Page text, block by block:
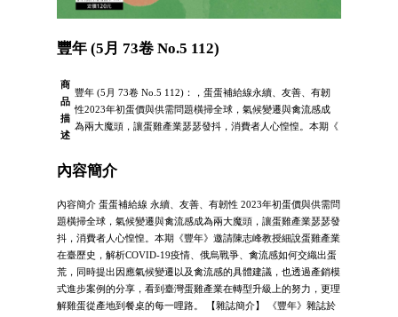
豐年 (5月 73卷 No.5 112)
商
品
描
述
豐年 (5月 73卷 No.5 112)：，蛋蛋補給線永續、友善、有韌
性2023年初蛋價與供需問題橫掃全球，氣候變遷與禽流感成
為兩大魔頭，讓蛋雞產業瑟瑟發抖，消費者人心惶惶。本期《
內容簡介
內容簡介 蛋蛋補給線 永續、友善、有韌性 2023年初蛋價與供需問
題橫掃全球，氣候變遷與禽流感成為兩大魔頭，讓蛋雞產業瑟瑟發
抖，消費者人心惶惶。本期《豐年》邀請陳志峰教授細說蛋雞產業
在臺歷史，解析COVID-19疫情、俄烏戰爭、禽流感如何交織出蛋
荒，同時提出因應氣候變遷以及禽流感的具體建議，也透過產銷模
式進步案例的分享，看到臺灣蛋雞產業在轉型升級上的努力，更理
解雞蛋從產地到餐桌的每一哩路。 【雜誌簡介】 《豐年》雜誌於